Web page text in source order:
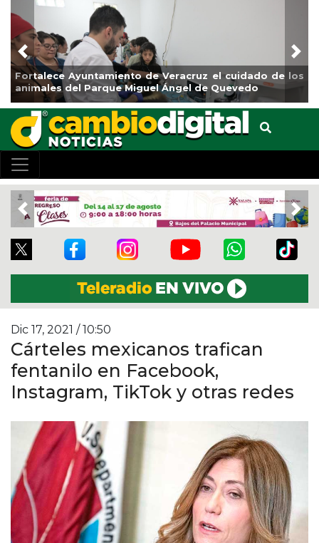
de los
La ciudad de Veracruz se suma a la Jornada
de Reforestación 2026
Previous
Previous
Dic 17, 2021 / 10:50
Cárteles mexicanos trafican
fentanilo en Facebook,
Instagram, TikTok y otras redes